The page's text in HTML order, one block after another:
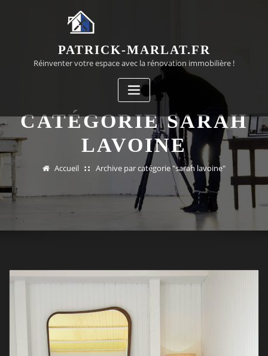
PATRICK-MARLAT.FR
Réinventer votre espace avec la rénovation immobilière !
CATÉGORIE SARAH
LAVOINE
Accueil Archive par catégorie "sarah lavoine"